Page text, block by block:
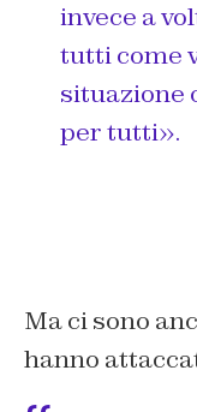
invece a
tutti come
situazione
per tutti».
Ma ci sono
hanno